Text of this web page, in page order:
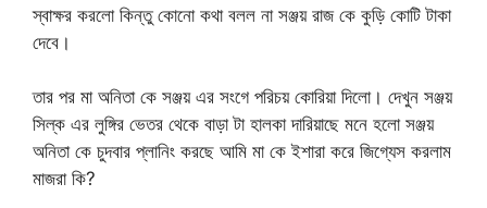
স্বাক্ষর করলো কিন্তু কোনো কথা বলল না সঞ্জয় রাজ কে কুড়ি কোটি টাকা
দেবে।
তার পর মা অনিতা কে সঞ্জয় এর সংগে পরিচয় কোরিয়া দিলো। দেখুন সঞ্জয়
সিল্ক এর লুঙ্গির ভেতর থেকে বাড়া টা হালকা দারিয়াছে মনে হলো সঞ্জয়
অনিতা কে চুদবার প্লানিং করছে আমি মা কে ইশারা করে জিগ্যেস করলাম
মাজরা কি?